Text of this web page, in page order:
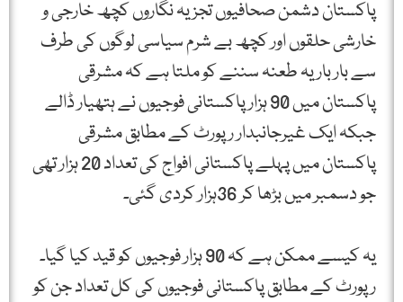
پاکستان دشمن صحافیوں تجزیہ نگاروں کچھ خارجی و
خارشی حلقوں اور کچھ بے شرم سیاسی لوگوں کی طرف
سے بار بار یہ طعنہ سننے کو ملتا ہے کہ مشرقی
پاکستان میں 90 ہزار پاکستانی فوجیوں نے ہتھیار ڈالے
جبکہ ایک غیرجانبدار رپورٹ کے مطابق مشرقی
پاکستان میں پہلے پاکستانی افواج کی تعداد 20 ہزار تھی
جو دسمبر میں بڑھا کر 36ہزار کردی گئی۔
یہ کیسے ممکن ہے کہ 90 ہزار فوجیوں کو قید کیا گیا۔
رپورٹ کے مطابق پاکستانی فوجیوں کی کل تعداد جن کو